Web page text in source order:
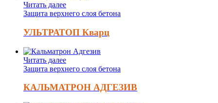
Читать далее
Защита верхнего слоя бетона
УЛЬТРАТОП Кварц
Читать далее
Защита верхнего слоя бетона
КАЛЬМАТРОН АДГЕЗИВ